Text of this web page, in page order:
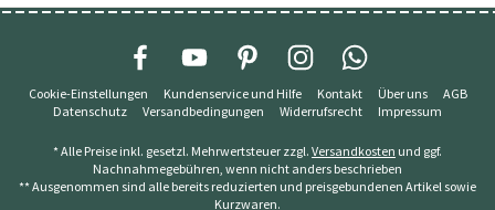
Cookie-Einstellungen Kundenservice und Hilfe Kontakt Über uns
AGB
Datenschutz
Versandbedingungen Widerrufsrecht Impressum
* Alle Preise inkl. gesetzl. Mehrwertsteuer zzgl. Versandkosten und ggf.
Nachnahmegebühren, wenn nicht anders beschrieben
** Ausgenommen sind alle bereits reduzierten und preisgebundenen Artikel sowie
Kurzwaren.